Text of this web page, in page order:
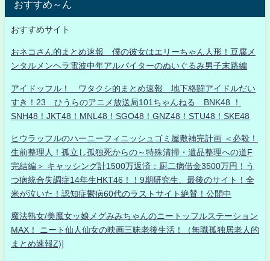
おすすめ～ん
おすすめサイト
おネコさん的まとめ速報 僕の彼女はエリーちゃん人形！豆腐メ
ンタルメンヘラ電波中年アルバイターのぬいぐるみ男子末路編
アイドッフル！ ワタクシ的まとめ速報 地下格闘アイドルだい
すき！23 ひうらのアニメ放送局101ちゃんねる BNK48 ！
SNH48！JKT48！MNL48！SGO48！GNZ48！STU48！SKE48
ヒウラッフルのハーニーフィニッシュゴミ屋敷補完計画 ＜必殺！
生前整理人！孤立し孤独死からの～特殊清掃・遺品整理への道F
完結編＞ キャッシング計1500万返済：厨二病借金3500万円！う
つ病統合失調症14年生HKT46！！9期研究生、最後のサイト！全
米が泣いた！認知症鬱病60代のラストサイト絶賛！公開中
魔法熟女/美魔女ッ娘メグみみちゃんのニートッフルステーション
MAX！ ニート仙人仙女の映画三昧老後生活！（無職孤独居老人的
まとめ速報Z)]